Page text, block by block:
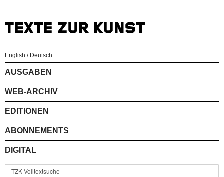
English / Deutsch
AUSGABEN
WEB-ARCHIV
EDITIONEN
ABONNEMENTS
DIGITAL